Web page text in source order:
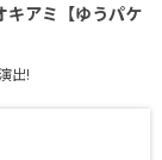
キアミ【ゆうパケ
出!